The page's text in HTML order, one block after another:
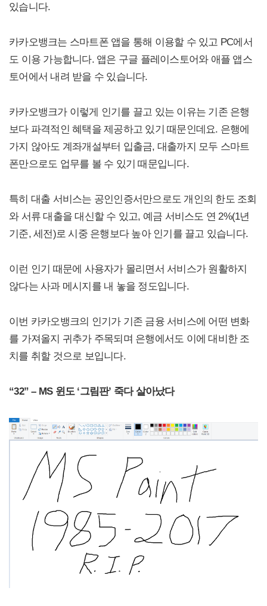
있습니다.
카카오뱅크는 스마트폰 앱을 통해 이용할 수 있고 PC에서
도 이용 가능합니다. 앱은 구글 플레이스토어와 애플 앱스
토어에서 내려 받을 수 있습니다.
카카오뱅크가 이렇게 인기를 끌고 있는 이유는 기존 은행
보다 파격적인 혜택을 제공하고 있기 때문인데요. 은행에
가지 않아도 계좌개설부터 입출금, 대출까지 모두 스마트
폰만으로도 업무를 볼 수 있기 때문입니다.
특히 대출 서비스는 공인인증서만으로도 개인의 한도 조회
와 서류 대출을 대신할 수 있고, 예금 서비스도 연 2%(1년
기준, 세전)로 시중 은행보다 높아 인기를 끌고 있습니다.
이런 인기 때문에 사용자가 몰리면서 서비스가 원활하지
않다는 사과 메시지를 내 놓을 정도입니다.
이번 카카오뱅크의 인기가 기존 금융 서비스에 어떤 변화
를 가져올지 귀추가 주목되며 은행에서도 이에 대비한 조
치를 취할 것으로 보입니다.
“32” – MS 윈도 ‘그림판’ 죽다 살아났다